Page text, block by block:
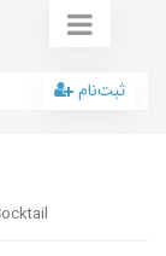
ثبت‌نام